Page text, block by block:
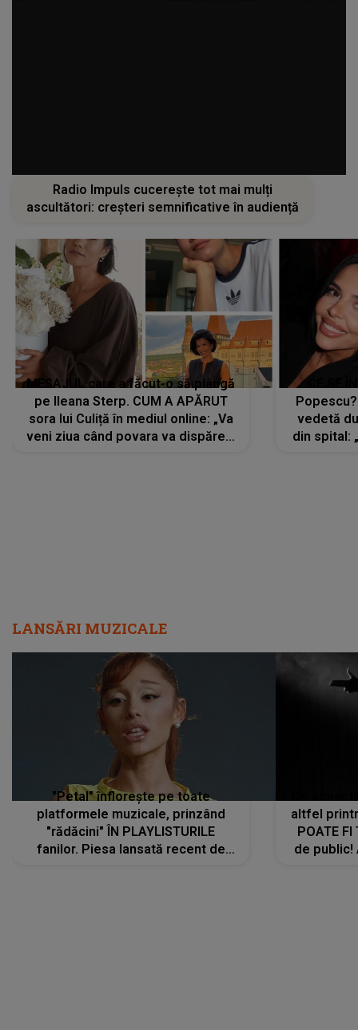
Radio Impuls cucerește tot mai mulți
ascultători: creșteri semnificative în audiență
MESAJUL care a făcut-o să plângă
pe Ileana Sterp. CUM A APĂRUT
sora lui Culiță în mediul online: „Va
veni ziua când povara va dispărea,
vedetă
din spital:
LANSĂRI MUZICALE
"Petal" înflorește pe toate
platformele muzicale, prinzând
"rădăcini" ÎN PLAYLISTURILE
fanilor. Piesa lansată recent de
altfel
POATE FI
de public!